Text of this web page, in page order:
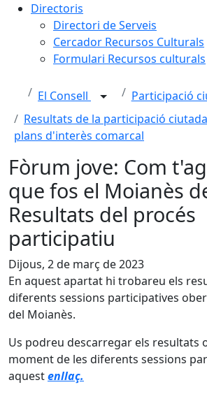
Directoris
Directori de Serveis
Cercador Recursos Culturals
Formulari Recursos culturals
El Consell
Participació
Resultats de la participació
plans d'interès comarcal
Fòrum jove: Com
que fos el Moianès
Resultats del procés
participatiu
Dijous, 2 de març de 2023
En aquest apartat hi trobareu els
diferents sessions participatives
del Moianès.
Us podreu descarregar els resultats
moment de les diferents sessions
aquestenllaç.